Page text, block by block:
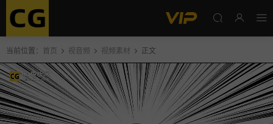
当前位置： 首页 视音频 视频素材 正文